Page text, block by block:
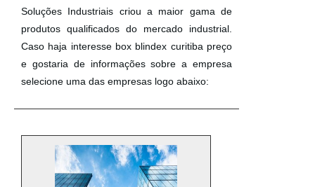
Soluções Industriais criou a maior gama de
produtos qualificados do mercado industrial.
Caso haja interesse box blindex curitiba preço
e gostaria de informações sobre a empresa
selecione uma das empresas logo abaixo: